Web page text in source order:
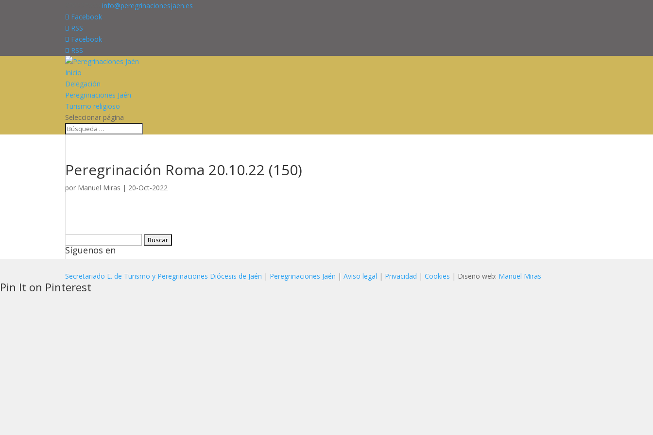
info@peregrinacionesjaen.es
Facebook
RSS
Facebook
RSS
Inicio
Delegación
Peregrinaciones Jaén
Turismo religioso
Seleccionar página
Peregrinación Roma 20.10.22 (150)
por Manuel Miras | 20-Oct-2022
Síguenos en
Secretariado E. de Turismo y Peregrinaciones Diócesis de Jaén | Peregrinaciones Jaén |Aviso legal | Privacidad |Cookies | Diseño web: Manuel Miras
Pin It on Pinterest